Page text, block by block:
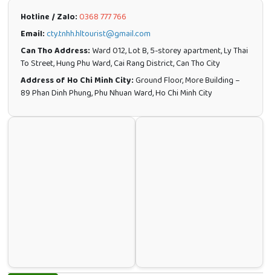
Hotline / Zalo:0368 777 766
Email:cty.tnhh.hltourist@gmail.com
Can Tho Address: Ward 012, Lot B, 5-storey apartment, Ly Thai
To Street, Hung Phu Ward, Cai Rang District, Can Tho City
Address of Ho Chi Minh City:Ground Floor, More Building –
89 Phan Dinh Phung, Phu Nhuan Ward, Ho Chi Minh City